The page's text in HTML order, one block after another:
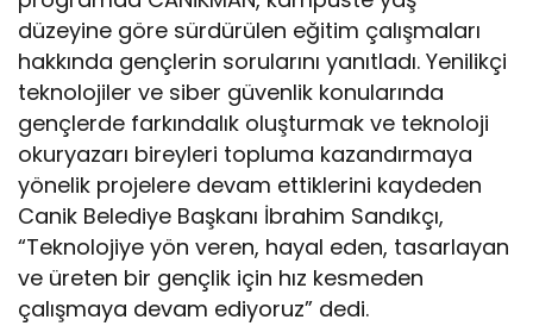
düzeyine göre sürdürülen eğitim çalışmaları
hakkında gençlerin sorularını yanıtladı. Yenilikçi
teknolojiler ve siber güvenlik konularında
gençlerde farkındalık oluşturmak ve teknoloji
okuryazarı bireyleri topluma kazandırmaya
yönelik projelere devam ettiklerini kaydeden
Canik Belediye Başkanı İbrahim Sandıkçı,
“Teknolojiye yön veren, hayal eden, tasarlayan
ve üreten bir gençlik için hız kesmeden
çalışmaya devam ediyoruz” dedi.